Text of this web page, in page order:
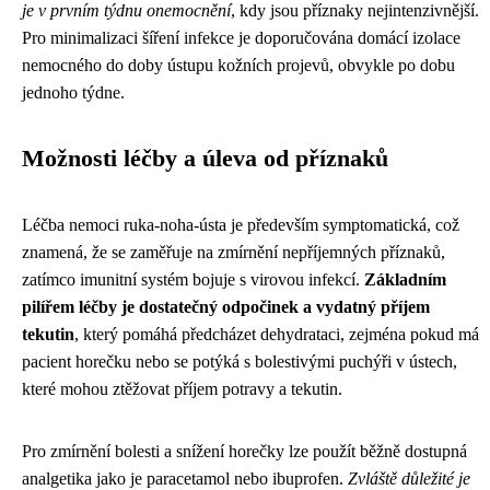
je v prvním týdnu onemocnění, kdy jsou příznaky nejintenzivnější.
Pro minimalizaci šíření infekce je doporučována domácí izolace
nemocného do doby ústupu kožních projevů, obvykle po dobu
jednoho týdne.
Možnosti léčby a úleva od příznaků
Léčba nemoci ruka-noha-ústa je především symptomatická, což
znamená, že se zaměřuje na zmírnění nepříjemných příznaků,
zatímco imunitní systém bojuje s virovou infekcí. Základním
pilířem léčby je dostatečný odpočinek a vydatný příjem
tekutin, který pomáhá předcházet dehydrataci, zejména pokud má
pacient horečku nebo se potýká s bolestivými puchýři v ústech,
které mohou ztěžovat příjem potravy a tekutin.
Pro zmírnění bolesti a snížení horečky lze použít běžně dostupná
analgetika jako je paracetamol nebo ibuprofen. Zvláště důležité je